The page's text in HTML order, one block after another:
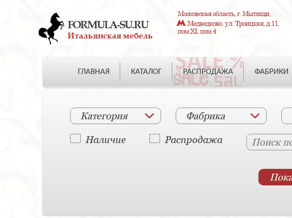
FORMULA-SU.RU
Итальянская мебель
Московская область, г. Мытищи,
Медведково, ул. Троицкая, д.11,
пом.XI, пом.4
ГЛАВНАЯ КАТАЛОГ РАСПРОДАЖА ФАБРИКИ
Категория Фабрика
Наличие Распродажа